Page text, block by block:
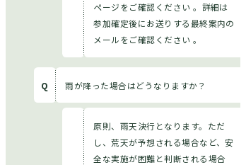
各種料金について
特定商取引法に基づく表
示
ページをご確認ください 。詳細は
参加確定後にお送りする最終案内の
メールをご確認ください 。
雨が降った場合はどうなりますか？
原則、雨天決行となります。ただ
し、荒天が予想される場合など、安
全な実施が困難と判断される場合